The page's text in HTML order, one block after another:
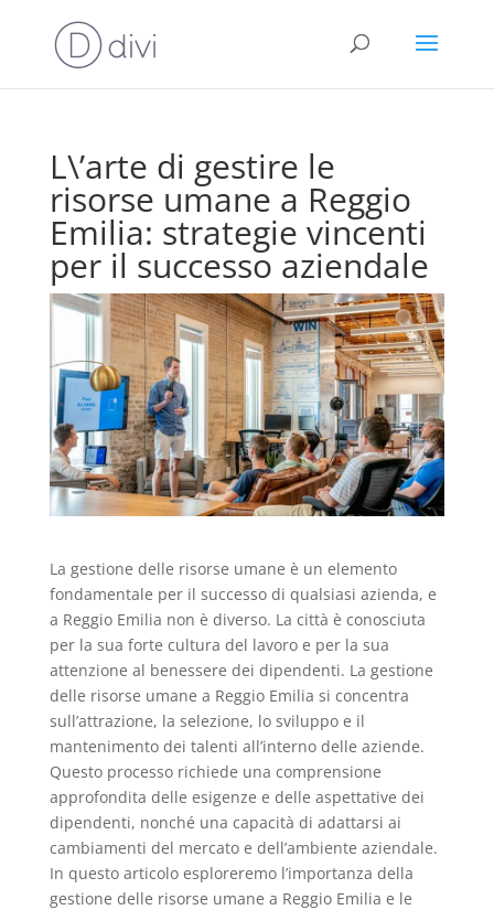
L\’arte di gestire le
risorse umane a Reggio
Emilia: strategie vincenti
per il successo aziendale
La gestione delle risorse umane è un elemento
fondamentale per il successo di qualsiasi azienda, e
a Reggio Emilia non è diverso. La città è conosciuta
per la sua forte cultura del lavoro e per la sua
attenzione al benessere dei dipendenti. La gestione
delle risorse umane a Reggio Emilia si concentra
sull’attrazione, la selezione, lo sviluppo e il
mantenimento dei talenti all’interno delle aziende.
Questo processo richiede una comprensione
approfondita delle esigenze e delle aspettative dei
dipendenti, nonché una capacità di adattarsi ai
cambiamenti del mercato e dell’ambiente aziendale.
In questo articolo esploreremo l’importanza della
gestione delle risorse umane a Reggio Emilia e le